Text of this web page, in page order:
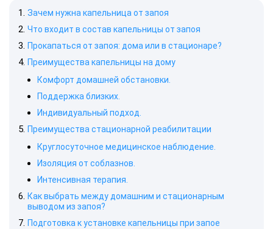
Зачем нужна капельница от запоя
Что входит в состав капельницы от запоя
Прокапаться от запоя: дома или в стационаре?
Преимущества капельницы на дому
Комфорт домашней обстановки.
Поддержка близких.
Индивидуальный подход.
Преимущества стационарной реабилитации
Круглосуточное медицинское наблюдение.
Изоляция от соблазнов.
Интенсивная терапия.
Как выбрать между домашним и стационарным
выводом из запоя?
Подготовка к установке капельницы при запое